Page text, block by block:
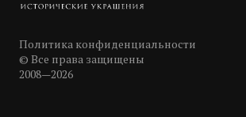
Политика конфиденциальности
© Все права защищены
2008—2026